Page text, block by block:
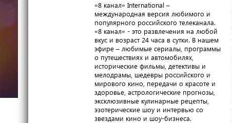
«8 канал» International –
международная версия любимого и
популярного российского телеканала.
«8 канал» - это развлечения на любой
вкус и возраст 24 часа в сутки. В нашем
эфире – любимые сериалы, программы
о путешествиях и автомобилях,
исторические фильмы, детективы и
мелодрамы, шедевры российского и
мирового кино, передачи о красоте и
здоровье, астрологические прогнозы,
эксклюзивные кулинарные рецепты,
эзотерические шоу и интервью со
звездами кино и шоу-бизнеса.